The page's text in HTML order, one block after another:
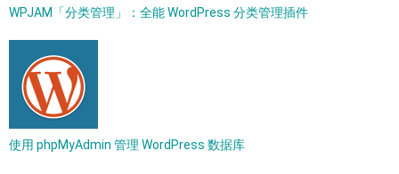
WPJAM「分类管理」：全能 WordPress 分类管理插件
使用 phpMyAdmin 管理 WordPress 数据库